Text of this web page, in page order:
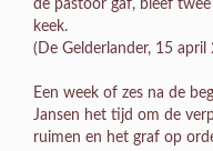
de pastoor gaf, bleef
keek.
(De Gelderlander, 15 april
Een week of zes na de
Jansen het tijd om de
ruimen en het graf op